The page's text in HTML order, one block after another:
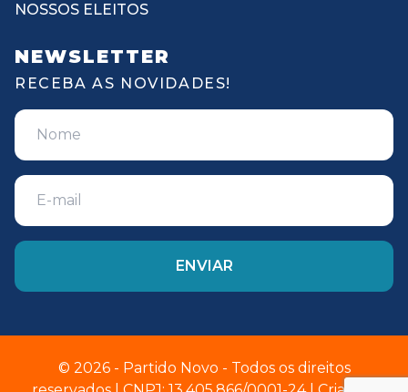
NOSSOS ELEITOS
NEWSLETTER
RECEBA AS NOVIDADES!
© 2026 - Partido Novo - Todos os direitos